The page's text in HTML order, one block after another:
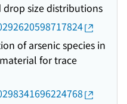
size distributions
of arsenic species in
for trace